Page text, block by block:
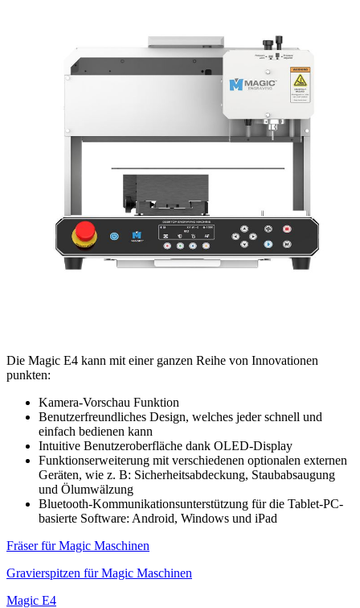
Die Magic E4 kann mit einer ganzen Reihe von Innovationen
punkten:
Kamera-Vorschau Funktion
Benutzerfreundliches Design, welches jeder schnell und
einfach bedienen kann
Intuitive Benutzeroberfläche dank OLED-Display
Funktionserweiterung mit verschiedenen optionalen externen
Geräten, wie z. B: Sicherheitsabdeckung, Staubabsaugung
und Ölumwälzung
Bluetooth-Kommunikationsunterstützung für die Tablet-PC-
basierte Software: Android, Windows und iPad
Fräser für Magic Maschinen
Gravierspitzen für Magic Maschinen
Magic E4